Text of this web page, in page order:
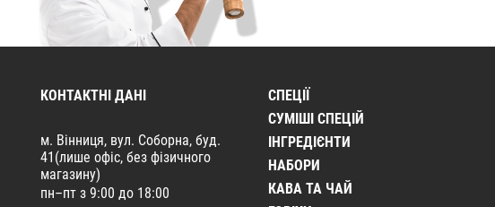
КОНТАКТНІ ДАНІ
м. Вінниця, вул. Соборна, буд.
41(лише офіс, без фізичного
магазину)
пн–пт з 9:00 до 18:00
СПЕЦІЇ
CУМІШІ СПЕЦІЙ
ІНГРЕДІЄНТИ
НАБОРИ
КАВА ТА ЧАЙ